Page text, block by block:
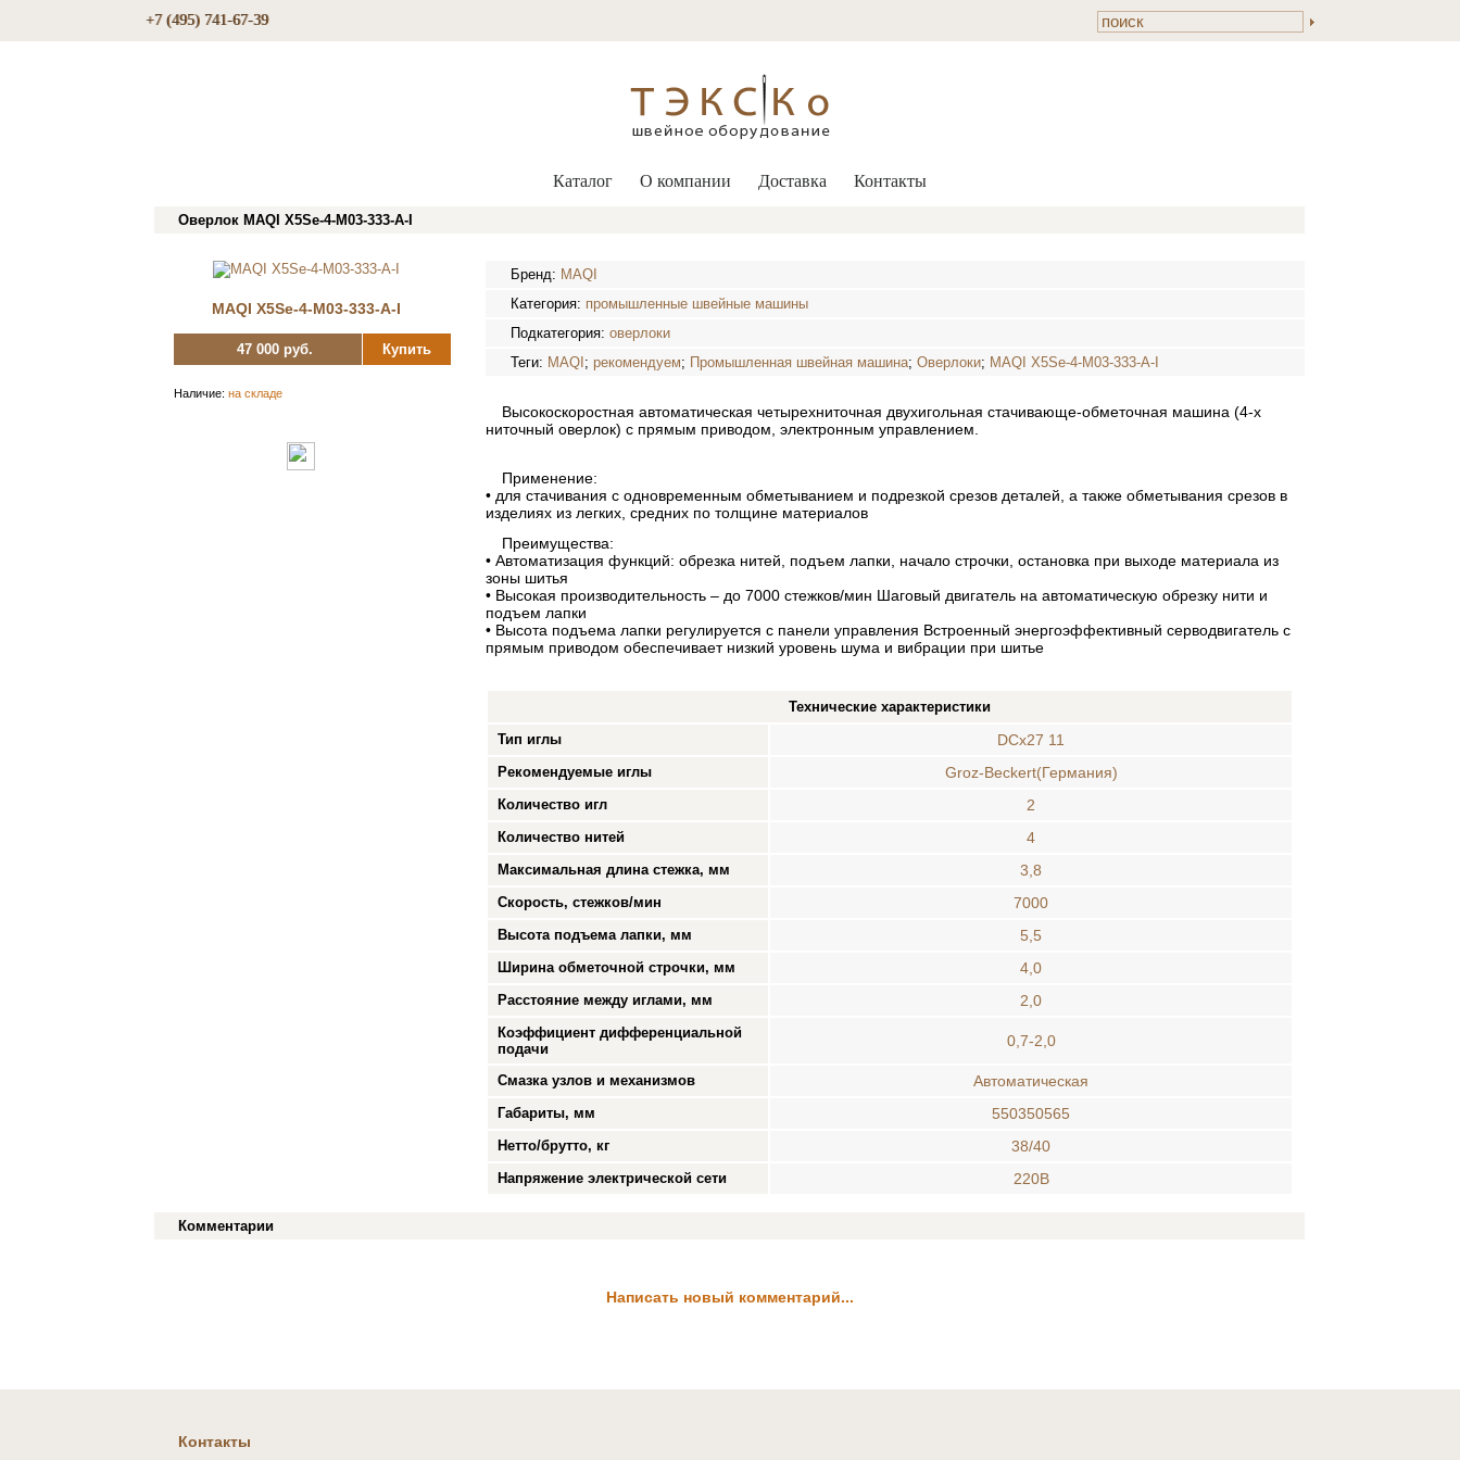
+7 (495) 741-67-39
Каталог О компании Доставка Контакты
Оверлок MAQI X5Se-4-M03-333-A-I
MAQI X5Se-4-M03-333-A-I
47 000 руб. Купить
Наличие:на складе
Бренд: MAQI
Категория: промышленные швейные машины
Подкатегория:оверлоки
Теги: MAQI ;рекомендуем; Промышленная швейная машина;Оверлоки; MAQI X5Se-4-M03-333-A-I
Высокоскоростная автоматическая четырехниточная двухигольная стачивающе-обметочная машина (4-х
ниточный оверлок) с прямым приводом, электронным управлением.
Применение:
• для стачивания с одновременным обметыванием и подрезкой срезов деталей, а также обметывания срезов в
изделиях из легких, средних по толщине материалов
Преимущества:
• Автоматизация функций: обрезка нитей, подъем лапки, начало строчки, остановка при выходе материала из
зоны шитья
• Высокая производительность – до 7000 стежков/мин Шаговый двигатель на автоматическую обрезку нити и
подъем лапки
• Высота подъема лапки регулируется с панели управления Встроенный энергоэффективный серводвигатель с
прямым приводом обеспечивает низкий уровень шума и вибрации при шитье
Технические характеристики
Тип иглы
DCx27 11
Рекомендуемые иглы Groz-Beckert(Германия)
Количество игл 2
Количество нитей 4
Максимальная длина стежка, мм 3,8
Скорость, стежков/мин 7000
Высота подъема лапки, мм 5,5
Ширина обметочной строчки, мм 4,0
Расстояние между иглами, мм 2,0
Коэффициент дифференциальной
подачи
0,7-2,0
Смазка узлов и механизмов Автоматическая
Габариты, мм 550350565
Нетто/брутто, кг 38/40
Напряжение электрической сети 220В
Комментарии
Написать новый комментарий...
Контакты